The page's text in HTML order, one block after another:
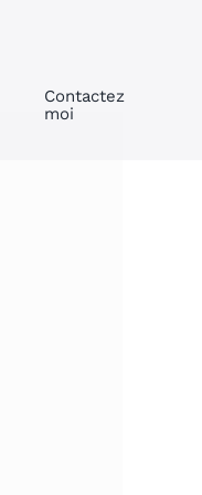
Contactez
moi